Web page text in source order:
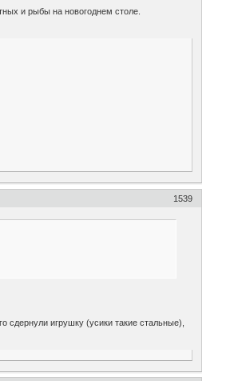
и рыбы на новогоднем столе.
1539
сдернули игрушку (усики такие стальные),